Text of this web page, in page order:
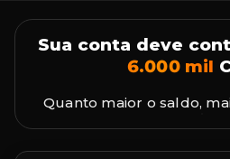
Sua conta deve
6.000 mil
Quanto maior o saldo,